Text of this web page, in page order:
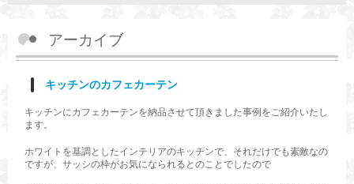
アーカイブ
キッチンのカフェカーテン
キッチンにカフェカーテンを納品させて頂きました事例をご紹介いたし
ます。
ホワイトを基調としたインテリアのキッチンで、それだけでも素敵なの
ですが、サッシの枠がお気になられるとのことでしたので